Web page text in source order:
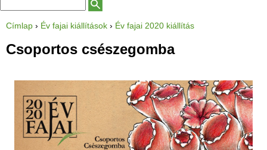
K
e
J
l
e
Címlap › Év fajai kiállítások › Év fajai 2020 kiállítás
Csoportos csészegomba